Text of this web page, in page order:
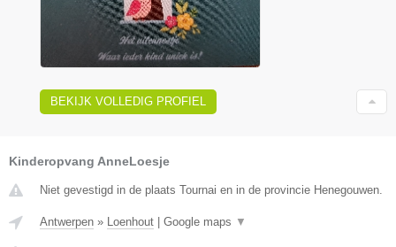
BEKIJK VOLLEDIG PROFIEL
Kinderopvang AnneLoesje
Niet gevestigd in de plaats Tournai en in de provincie Henegouwen.
Antwerpen » Loenhout Google maps ▼